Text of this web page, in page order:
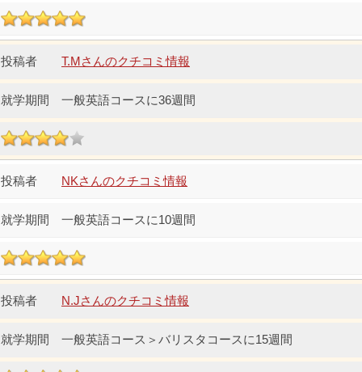
T.Mさんのクチコミ情報
一般英語コースに36週間
NKさんのクチコミ情報
一般英語コースに10週間
N.Jさんのクチコミ情報
一般英語コース＞バリスタコースに15週間